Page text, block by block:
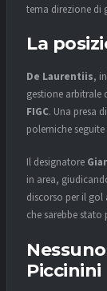
tema direzione di
La
De Laurentiis,
gestione arbitrale
FIGC. Una presa
polemiche
Il designatore
in area,
discorso per il
che sarebbe stato
Piccinini